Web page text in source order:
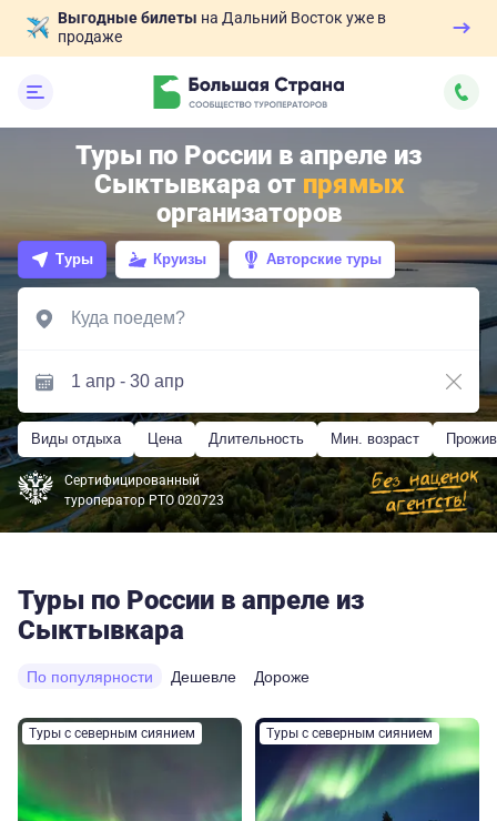
Выгодные билеты на Дальний Восток уже в
продаже
Туры по России в апреле из
Сыктывкара от прямых
организаторов
Туры Круизы Авторские туры
Виды отдыха Цена Длительность Мин. возраст
Сертифицированный
туроператор РТО 020723
Туры по России в апреле из
Сыктывкара
По популярности Дешевле Дороже
Туры с северным сиянием Туры с северным сиянием